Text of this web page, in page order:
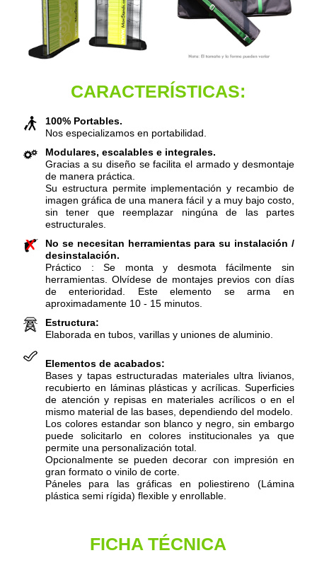
CARACTERÍSTICAS:
100% Portables.
Nos especializamos en portabilidad.
Modulares, escalables e integrales.
Gracias a su diseño se facilita el armado y desmontaje
de manera práctica.
Su estructura permite implementación y recambio de
imagen gráfica de una manera fácil y a muy bajo costo,
sin tener que reemplazar ningúna de las partes
estructurales.
No se necesitan herramientas para su instalación /
desinstalación.
Práctico : Se monta y desmota fácilmente sin
herramientas. Olvídese de montajes previos con días
de enterioridad. Este elemento se arma en
aproximadamente 10 - 15 minutos.
Estructura:
Elaborada en tubos, varillas y uniones de aluminio.
Elementos de acabados:
Bases y tapas estructuradas materiales ultra livianos,
recubierto en láminas plásticas y acrílicas. Superficies
de atención y repisas en materiales acrílicos o en el
mismo material de las bases, dependiendo del modelo.
Los colores estandar son blanco y negro, sin embargo
puede solicitarlo en colores institucionales ya que
permite una personalización total.
Opcionalmente se pueden decorar con impresión en
gran formato o vinilo de corte.
Páneles para las gráficas en poliestireno (Lámina
plástica semi rígida) flexible y enrollable.
FICHA TÉCNICA